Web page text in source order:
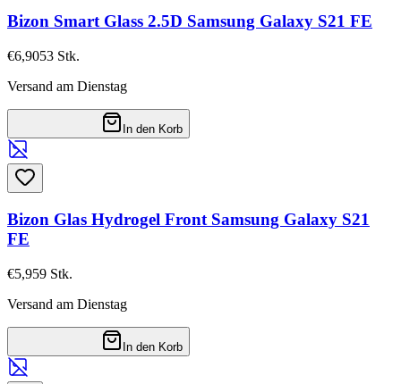
Bizon Smart Glass 2.5D Samsung Galaxy S21 FE
€6,9053 Stk.
Versand am Dienstag
In den Korb
Bizon Glas Hydrogel Front Samsung Galaxy S21
FE
€5,959 Stk.
Versand am Dienstag
In den Korb